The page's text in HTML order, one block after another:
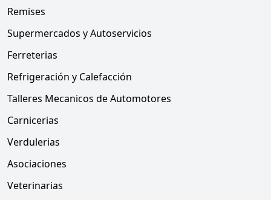
Remises
Supermercados y Autoservicios
Ferreterias
Refrigeración y Calefacción
Talleres Mecanicos de Automotores
Carnicerias
Verdulerias
Asociaciones
Veterinarias